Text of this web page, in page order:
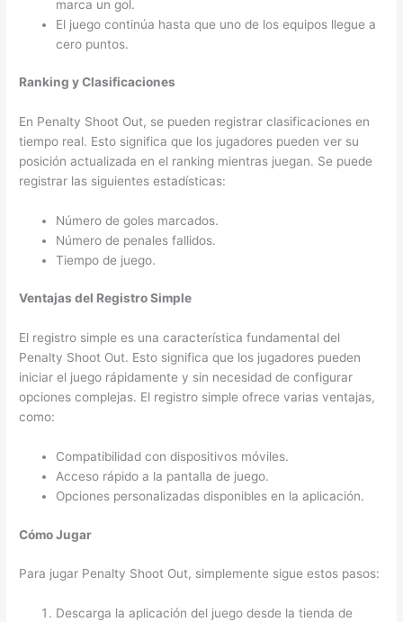
marca un gol.
El juego continúa hasta que uno de los equipos llegue a
cero puntos.
Ranking y Clasificaciones
En Penalty Shoot Out, se pueden registrar clasificaciones en
tiempo real. Esto significa que los jugadores pueden ver su
posición actualizada en el ranking mientras juegan. Se puede
registrar las siguientes estadísticas:
Número de goles marcados.
Número de penales fallidos.
Tiempo de juego.
Ventajas del Registro Simple
El registro simple es una característica fundamental del
Penalty Shoot Out. Esto significa que los jugadores pueden
iniciar el juego rápidamente y sin necesidad de configurar
opciones complejas. El registro simple ofrece varias ventajas,
como:
Compatibilidad con dispositivos móviles.
Acceso rápido a la pantalla de juego.
Opciones personalizadas disponibles en la aplicación.
Cómo Jugar
Para jugar Penalty Shoot Out, simplemente sigue estos pasos:
Descarga la aplicación del juego desde la tienda de